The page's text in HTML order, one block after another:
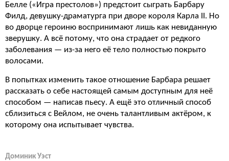
Белле («Игра престолов») предстоит сыграть Барбару
Филд, девушку-драматурга при дворе короля Карла II. Но
во дворце героиню воспринимают лишь как невиданную
зверушку. А всё потому, что она страдает от редкого
заболевания — из-за него её тело полностью покрыто
волосами.
В попытках изменить такое отношение Барбара решает
рассказать о себе настоящей самым доступным для неё
способом — написав пьесу. А ещё это отличный способ
сблизиться с Вейлом, не очень талантливым актёром, к
которому она испытывает чувства.
Доминик Уэст